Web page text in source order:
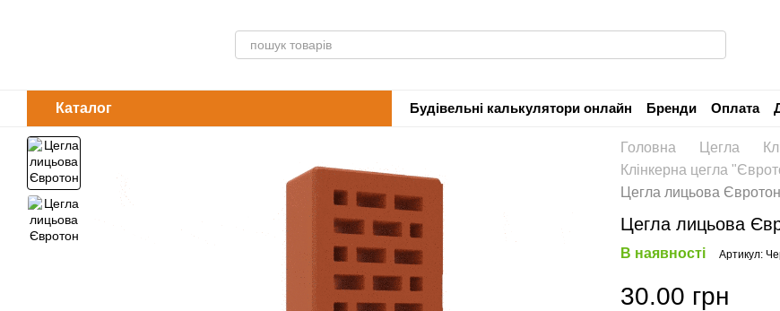
Каталог Будівельні калькулятори онлайн Бренди Оплата
Головна Цегла
Клінкерна цегла
Цегла лицьова
Цегла лицьова
В наявності Артикул:
30.00 грн